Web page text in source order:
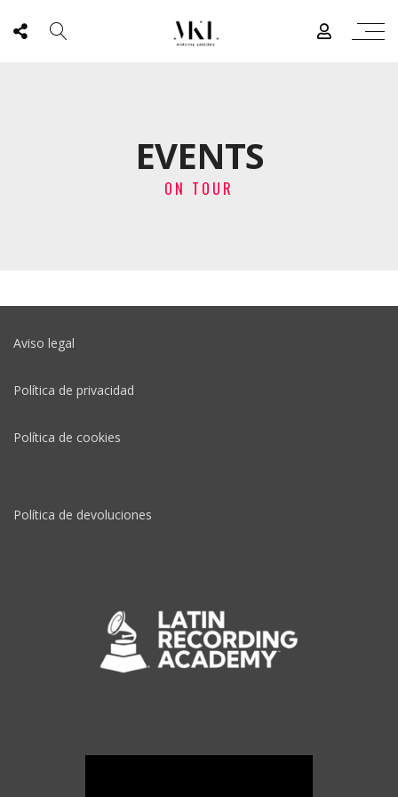
EVENTS
ON TOUR
Aviso legal
Política de privacidad
Política de cookies
Política de devoluciones